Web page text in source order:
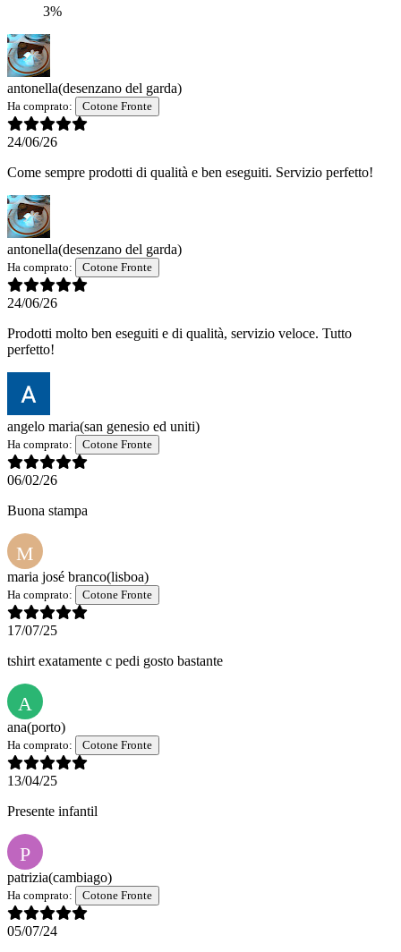
3%
antonella(desenzano del garda)
Ha comprato: Cotone Fronte
24/06/26
Come sempre prodotti di qualità e ben eseguiti. Servizio perfetto!
antonella(desenzano del garda)
Ha comprato: Cotone Fronte
24/06/26
Prodotti molto ben eseguiti e di qualità, servizio veloce. Tutto
perfetto!
angelo maria(san genesio ed uniti)
Ha comprato: Cotone Fronte
06/02/26
Buona stampa
M
maria josé branco(lisboa)
Ha comprato: Cotone Fronte
17/07/25
tshirt exatamente c pedi gosto bastante
A
ana(porto)
Ha comprato: Cotone Fronte
13/04/25
Presente infantil
P
patrizia(cambiago)
Ha comprato: Cotone Fronte
05/07/24